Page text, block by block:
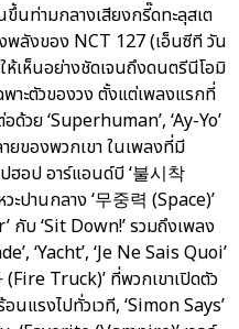
นท่ามกลางเสียงกรี๊ดทะลุสเต
พลังของ NCT 127 (เอ็นซีที วัน
ห้เห็นอย่างชัดเจนถึงดนตรีนีโอมิ
ะตัวของวง ตั้งแต่เพลงแรกที่
วย ‘Superhuman’, ‘Ay-Yo’
ยของพวกเขา ในเพลงที่มี
ฮอป อาร์แอนด์บี ‘불시착
ปานกลาง ‘무중력 (Space)’
กับ ‘Sit Down!’ รวมถึงเพลง
‘Yacht’, ‘Je Ne Sais Quoi’
Truck)’ ที่พวกเขาเปิดตัว
นแรงไปทั่วเวที, ‘Simon Says’